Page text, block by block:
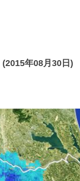
(2015年08月30日)